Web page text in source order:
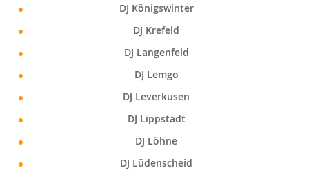
DJ Königswinter
DJ Krefeld
DJ Langenfeld
DJ Lemgo
DJ Leverkusen
DJ Lippstadt
DJ Löhne
DJ Lüdenscheid